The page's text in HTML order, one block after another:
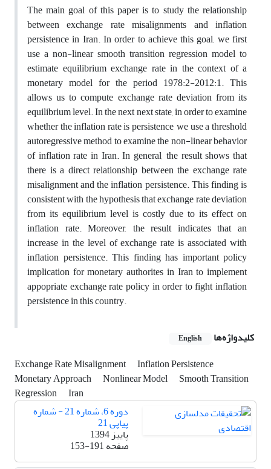
The main goal of this paper is to study the relationship
between exchange rate misalignments and inflation
persistence in Iran. In order to achieve this goal, we first
use a non-linear smooth transition regression model to
estimate equilibrium exchange rate in the context of a
monetary model for the period 1978:2-2012:1. This
allows us to compute exchange rate deviation from its
equilibrium level. In the next next state, in order to examine
whether the inflation rate is persistence, we use a threshold
autoregressive method to examine the non-linear behavior
of inflation rate in Iran. In general, the result shows that
there is a direct relationship between the exchange rate
misalignment and the inflation persistence. This finding is
consistent with the hypothesis that exchange rate deviation
from its equilibrium level is costly due to its effect on
inflation rate. Moreover, the result indicates that an
increase in the level of exchange rate is associated with
inflation persistence. This finding has important policy
implication for monetary authorites in Iran to implement
appopriate exchange rate policy in order to fight inflation
persistence in this country.
کلیدواژه‌ها
English
Exchange Rate Misalignment Inflation Persistence
Monetary Approach
Nonlinear Model
Smooth Transition
Regression
Iran
دوره 6، شماره 21 - شماره
پیاپی 21
پاییز 1394
صفحه153-191